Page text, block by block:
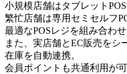
小規模店舗はタブレットPOS
繁忙店舗は専用セミセルフ
最適なPOSレジを組み合わ
また、実店舗とEC販売をシ
在庫を自動連携。
会員ポイントも共通利用が可